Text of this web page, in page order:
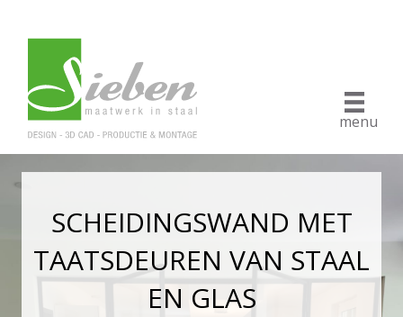
menu
SCHEIDINGSWAND MET
TAATSDEUREN VAN STAAL
EN GLAS